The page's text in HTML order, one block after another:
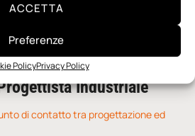
ACCETTA
Preferenze
PolicyPrivacy Policy
robotica passa da una pinza all’altra
applicazioni
Industriale
di contatto tra progettazione ed